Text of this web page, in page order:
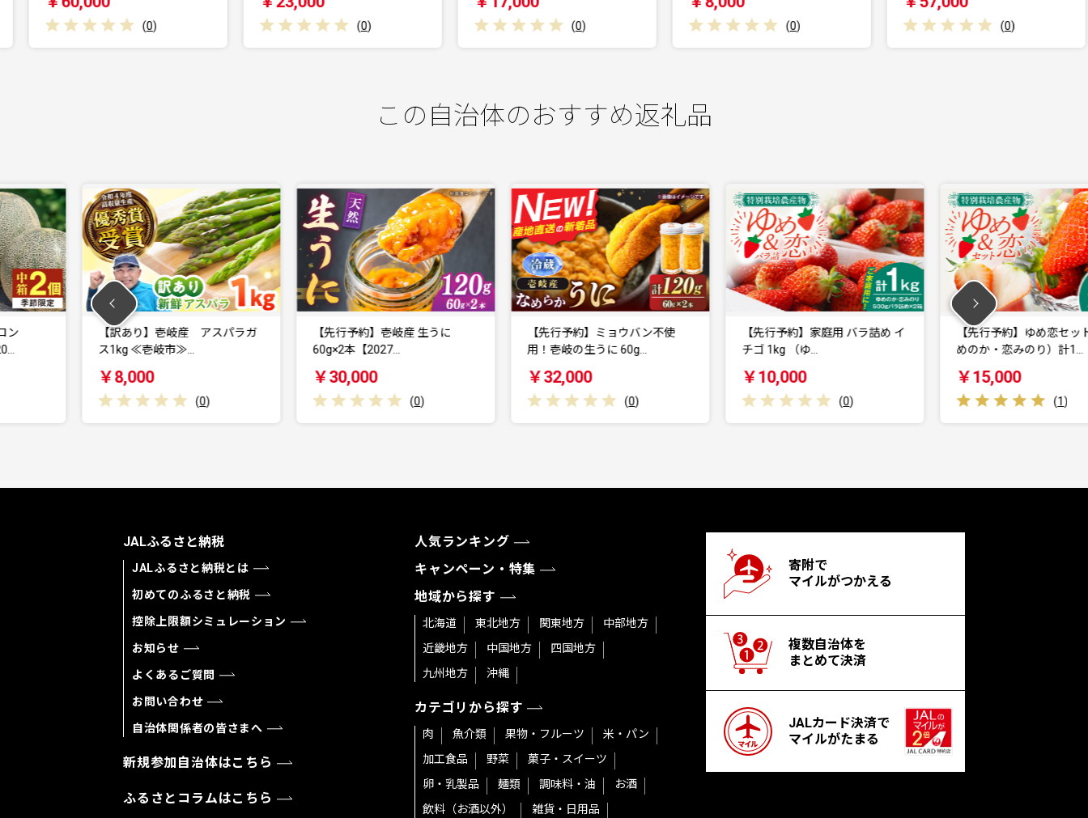
この自治体のおすすめ返礼品
産 アスパラガ
【先行予約】壱岐産 生うに
60g×2本【2027…
￥30,000
【先行予約】ミョウバン不使
用！壱岐の生うに 60g…
￥32,000
【先行予約】家庭用 バラ詰め イ
チゴ 1kg （ゆ…
￥10,000
【先行予約】ゆめ恋セット（ゆ
めのか・恋みのり）計1…
￥15,000
【先行予約】ゆ
パック【202…
￥15,000
JALふるさと納税
JALふるさと納税とは
初めてのふるさと納税
控除上限額シミュレーション
お知らせ
よくあるご質問
お問い合わせ
自治体関係者の皆さまへ
新規参加自治体はこちら
ふるさとコラムはこちら
人気ランキング
キャンペーン・特集
地域から探す
北海道 東北地方 関東地方
中部地方
近畿地方
中国地方
四国地方
九州地方
沖縄
カテゴリから探す
肉 魚介類 果物・フルーツ
米・パン
加工食品
野菜
菓子・スイーツ
卵・乳製品
麺類 調味料・油
お酒
飲料（お酒以外）
雑貨・日用品
寄附で
マイルがつかえる
複数自治体を
まとめて決済
JALカード決済で
マイルがたまる